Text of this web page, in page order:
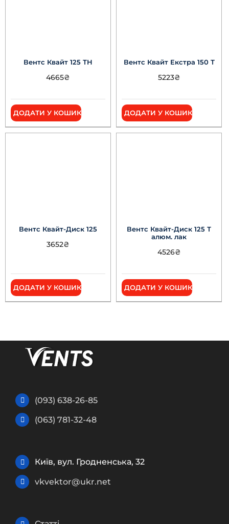
Вентс Квайт 125 ТН
4665₴
ДОДАТИ У КОШИК
Вентс Квайт Екстра 150 Т
5223₴
ДОДАТИ У КОШИК
Вентс Квайт-Диск 125
3652₴
ДОДАТИ У КОШИК
Вентс Квайт-Диск 125 Т
алюм. лак
4526₴
ДОДАТИ У КОШИК
(093) 638-26-85
(063) 781-32-48
Київ, вул. Гродненська, 32
vkvektor@ukr.net